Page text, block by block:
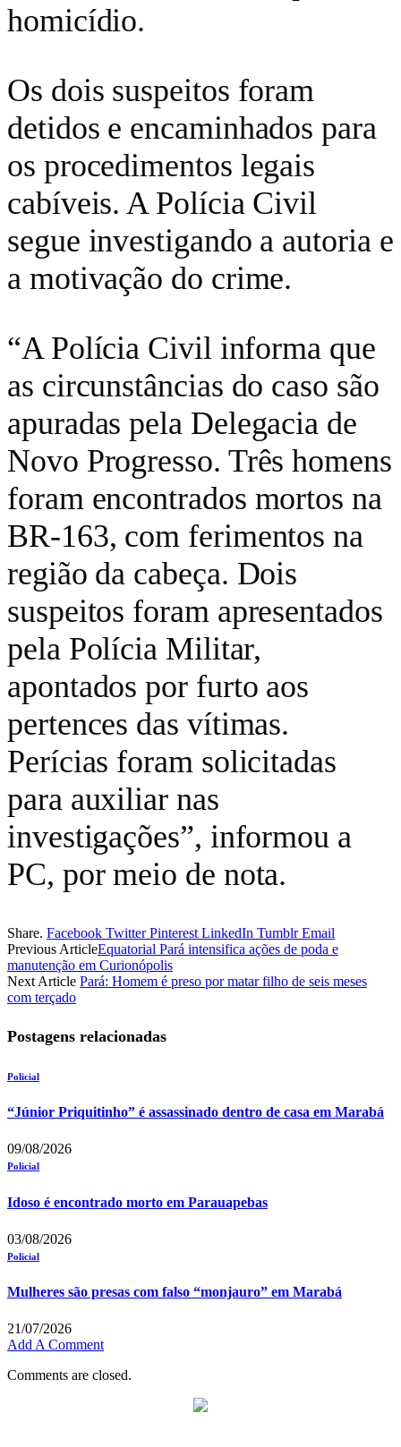
homicídio.
Os dois suspeitos foram
detidos e encaminhados para
os procedimentos legais
cabíveis. A Polícia Civil
segue investigando a autoria e
a motivação do crime.
“A Polícia Civil informa que
as circunstâncias do caso são
apuradas pela Delegacia de
Novo Progresso. Três homens
foram encontrados mortos na
BR-163, com ferimentos na
região da cabeça. Dois
suspeitos foram apresentados
pela Polícia Militar,
apontados por furto aos
pertences das vítimas.
Perícias foram solicitadas
para auxiliar nas
investigações”, informou a
PC, por meio de nota.
Share. Facebook Twitter Pinterest LinkedIn Tumblr Email
Previous ArticleEquatorial Pará intensifica ações de poda e
manutenção em Curionópolis
Next Article Pará: Homem é preso por matar filho de seis meses
com terçado
Postagens relacionadas
Policial
“Júnior Priquitinho” é assassinado dentro de casa em Marabá
09/08/2026
Policial
Idoso é encontrado morto em Parauapebas
03/08/2026
Policial
Mulheres são presas com falso “monjauro” em Marabá
21/07/2026
Add A Comment
Comments are closed.